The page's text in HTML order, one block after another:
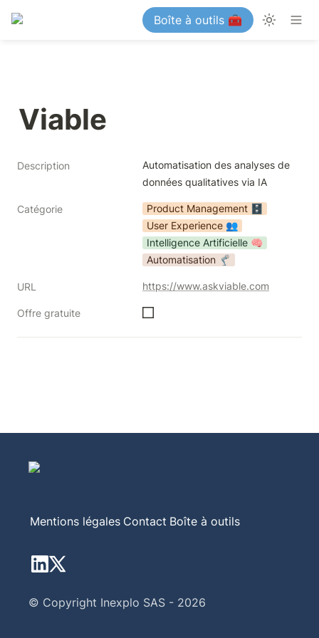
Boîte à outils 🧰
Viable
Description
Automatisation des analyses de
données qualitatives via IA
Catégorie
Product Management 🗄️
User Experience 👥
Intelligence Artificielle 🧠
Automatisation 🦿
URL https://www.askviable.com
Offre gratuite
Mentions légales Contact Boîte à outils
© Copyright Inexplo SAS - 2026